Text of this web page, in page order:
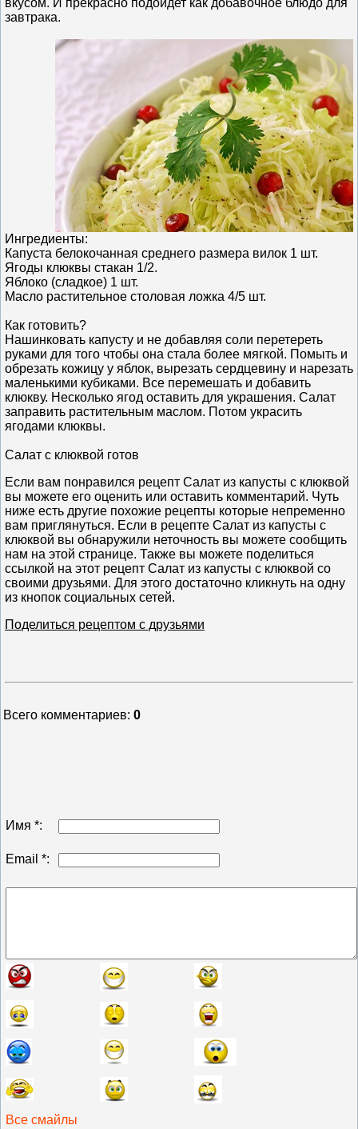
завтрака.
Ингредиенты:
Капуста белокочанная среднего размера вилок 1 шт.
Ягоды клюквы стакан 1/2.
Яблоко (сладкое) 1 шт.
Масло растительное столовая ложка 4/5 шт.
Как готовить?
Нашинковать капусту и не добавляя соли перетереть
руками для того чтобы она стала более мягкой. Помыть и
обрезать кожицу у яблок, вырезать сердцевину и нарезать
маленькими кубиками. Все перемешать и добавить
клюкву. Несколько ягод оставить для украшения. Салат
заправить растительным маслом. Потом украсить
ягодами клюквы.
Салат с клюквой готов
Если вам понравился рецепт Салат из капусты с клюквой
вы можете его оценить или оставить комментарий. Чуть
ниже есть другие похожие рецепты которые непременно
вам приглянуться. Если в рецепте Салат из капусты с
клюквой вы обнаружили неточность вы можете сообщить
нам на этой странице. Также вы можете поделиться
ссылкой на этот рецепт Салат из капусты с клюквой со
своими друзьями. Для этого достаточно кликнуть на одну
из кнопок социальных сетей.
Поделиться рецептом с друзьями
Всего комментариев: 0
Имя *:
Email *:
Все смайлы